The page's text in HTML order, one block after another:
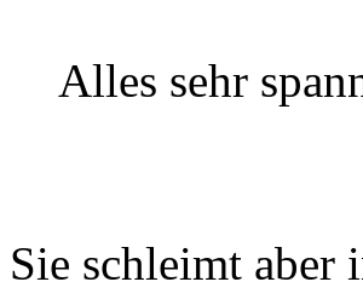
Alles sehr
Sie schleimt aber